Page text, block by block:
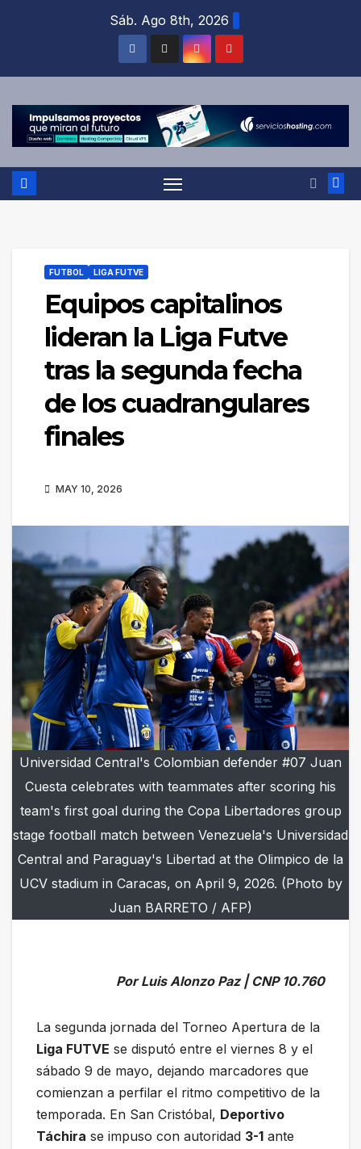
Sáb. Ago 8th, 2026
FUTBOL LIGA FUTVE
Equipos capitalinos
lideran la Liga Futve
tras la segunda fecha
de los cuadrangulares
finales
MAY 10, 2026
Universidad Central's Colombian defender #07 Juan
Cuesta celebrates with teammates after scoring his
team's first goal during the Copa Libertadores group
stage football match between Venezuela's Universidad
Central and Paraguay's Libertad at the Olimpico de la
UCV stadium in Caracas, on April 9, 2026. (Photo by
Juan BARRETO / AFP)
Por Luis Alonzo Paz | CNP 10.760
La segunda jornada del Torneo Apertura de la
Liga FUTVE se disputó entre el viernes 8 y el
sábado 9 de mayo, dejando marcadores que
comienzan a perfilar el ritmo competitivo de la
temporada. En San Cristóbal, Deportivo
Táchira se impuso con autoridad 3-1 ante